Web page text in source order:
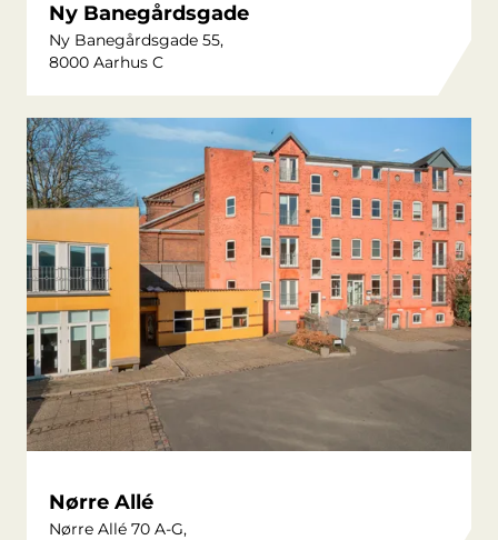
Ny Banegårdsgade
Ny Banegårdsgade 55,
8000 Aarhus C
Nørre Allé
Nørre Allé 70 A-G,